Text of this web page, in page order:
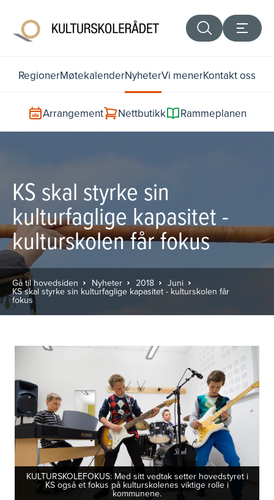
RegionerMøtekalenderNyheterVi menerKontakt oss
Arrangement Nettbutikk Rammeplanen
KS skal styrke sin
kulturfaglige kapasitet -
kulturskolen får fokus
Gå til hovedsiden Nyheter 2018 Juni
KS skal styrke sin kulturfaglige kapasitet - kulturskolen får
fokus
KULTURSKOLEFOKUS: Med sitt vedtak setter hovedstyret i
KS også et fokus på kulturskolenes viktige rolle i
kommunene.